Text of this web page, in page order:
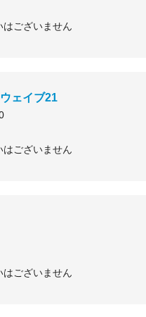
ございません
ェイブ21
ございません
ございません